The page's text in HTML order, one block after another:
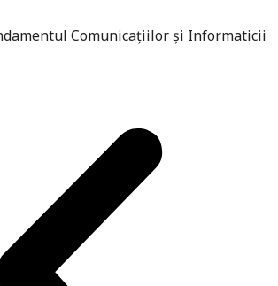
Comunicațiilor și Informaticii